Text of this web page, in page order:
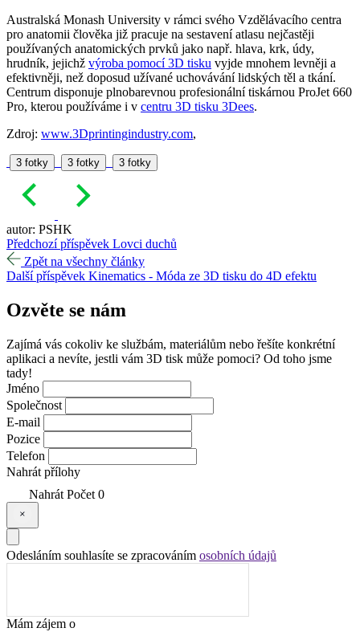
Australská Monash University v rámci svého Vzdělávacího centra
pro anatomii člověka již pracuje na sestavení atlasu nejčastěji
používaných anatomických prvků jako např. hlava, krk, údy,
hrudník, jejichž výroba pomocí 3D tisku vyjde mnohem levněji a
efektivněji, než doposud užívané uchovávání lidských těl a tkání.
Centrum disponuje plnobarevnou profesionální tiskárnou ProJet 660
Pro, kterou používáme i v centru 3D tisku 3Dees.
Zdroj: www.3Dprintingindustry.com,
3 fotky 3 fotky 3 fotky
autor: PSHK
Předchozí příspěvek Lovci duchů
Zpět na všechny články
Další příspěvek Kinematics - Móda ze 3D tisku do 4D efektu
Ozvěte se nám
Zajímá vás cokoliv ke službám, materiálům nebo řešíte konkrétní
aplikaci a nevíte, jestli vám 3D tisk může pomoci? Od toho jsme
tady!
Jméno
Společnost
E-mail
Pozice
Telefon
Nahrát přílohy
Nahrát Počet 0
Odesláním souhlasíte se zpracováním osobních údajů
Mám zájem o